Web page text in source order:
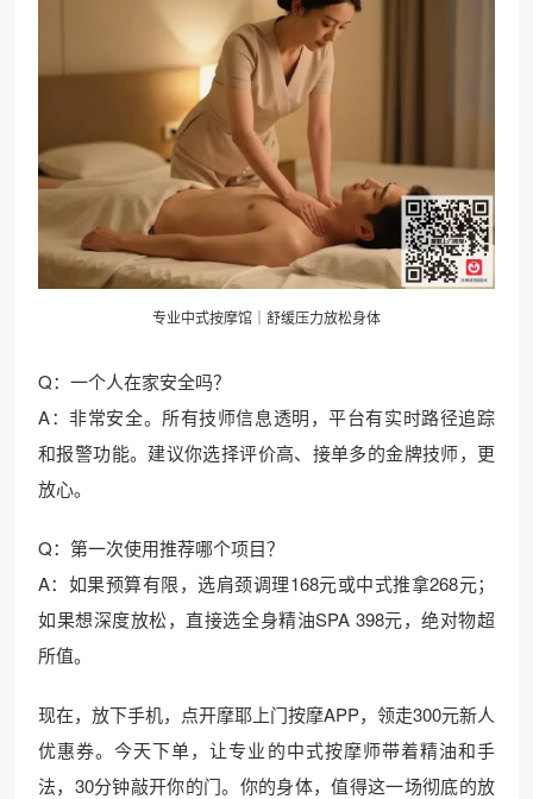
专业中式按摩馆｜舒缓压力放松身体
Q：一个人在家安全吗？
A：非常安全。所有技师信息透明，平台有实时路径追踪
和报警功能。建议你选择评价高、接单多的金牌技师，更
放心。
Q：第一次使用推荐哪个项目？
A：如果预算有限，选肩颈调理168元或中式推拿268元；
如果想深度放松，直接选全身精油SPA 398元，绝对物超
所值。
现在，放下手机，点开摩耶上门按摩APP，领走300元新人
优惠券。今天下单，让专业的中式按摩师带着精油和手
法，30分钟敲开你的门。你的身体，值得这一场彻底的放